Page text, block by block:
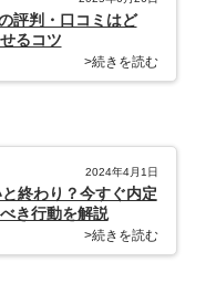
評判・口コミはど
るコツ
>続きを読む
2024年4月1日
終わり？今すぐ内定
き行動を解説
>続きを読む